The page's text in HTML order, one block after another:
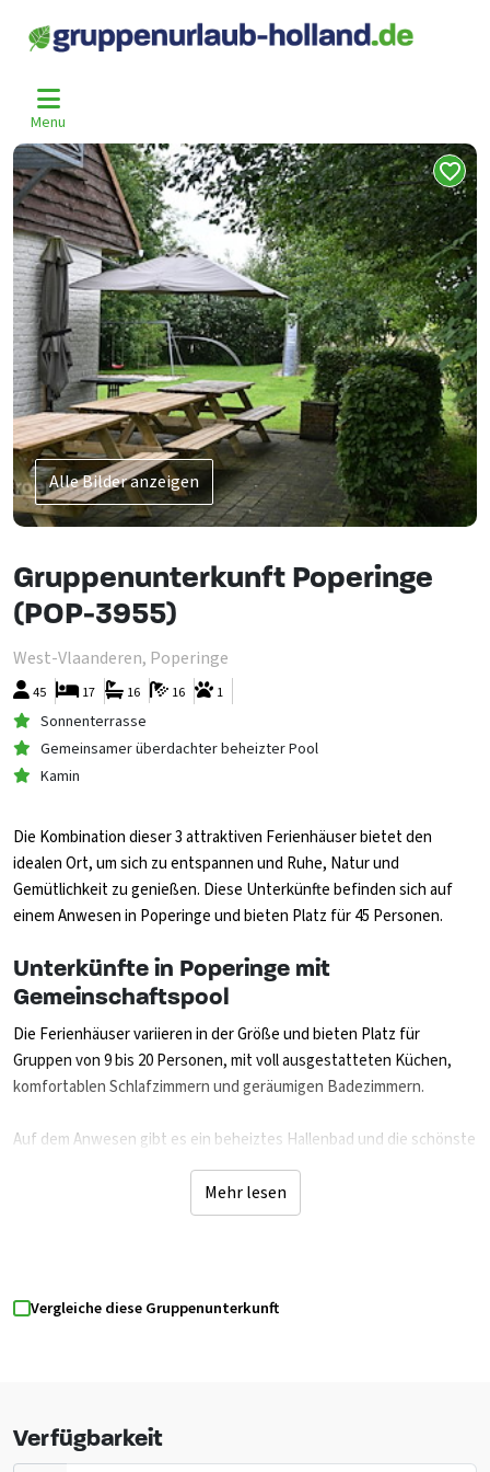
Menu
Home >
Alle Bilder anzeigen
Gruppenunterkunft Poperinge
(POP-3955)
West-Vlaanderen, Poperinge
45 1
16
16
17
Sonnenterrasse
Gemeinsamer überdachter beheizter Pool
Kamin
Die Kombination dieser 3 attraktiven Ferienhäuser bietet den
idealen Ort, um sich zu entspannen und Ruhe, Natur und
Gemütlichkeit zu genießen. Diese Unterkünfte befinden sich auf
einem Anwesen in Poperinge und bieten Platz für 45 Personen.
Unterkünfte in Poperinge mit
Gemeinschaftspool
Die Ferienhäuser variieren in der Größe und bieten Platz für
Gruppen von 9 bis 20 Personen, mit voll ausgestatteten Küchen,
komfortablen Schlafzimmern und geräumigen Badezimmern.
Auf dem Anwesen gibt es ein beheiztes Hallenbad und die schönste
Sonnenterrasse der Region, ausgestattet mit stilvollen
Gartenmöbeln und einem Grill. Das Anwesen bietet viele
Möglichkeiten zur Entspannung: Spielen Sie eine Partie Pétanque
Moment der puren Entspannung. Für die Kinder gibt es im Hangar
einen Indoor-Spielbereich, so dass es bei jedem Wetter viel Spaß
Ferienhäusern, die einzeln oder zusammen gemietet werden
Mehr lesen
Vergleiche diese Gruppenunterkunft
Verfügbarkeit